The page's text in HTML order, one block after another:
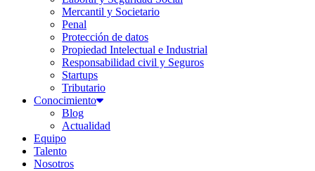
Mercantil y Societario
Penal
Protección de datos
Propiedad Intelectual e Industrial
Responsabilidad civil y Seguros
Startups
Tributario
Conocimiento
Blog
Actualidad
Equipo
Talento
Nosotros